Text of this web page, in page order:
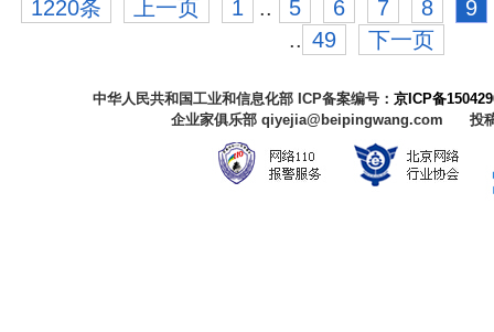
1220条 上一页 1 .. 5 6 7 8
9
.. 49 下一页
中华人民共和国工业和信息化部 ICP备案编号：京ICP备
企业家俱乐部 qiyejia@beipingwang.com